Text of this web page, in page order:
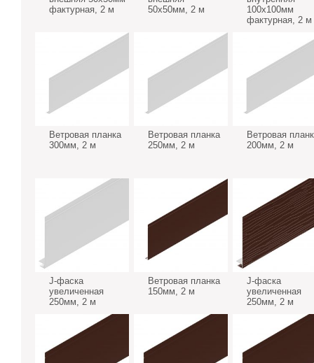
фактурная, 2 м
50х50мм, 2 м
100х100мм
фактурная, 2 м
Ветровая планка
300мм, 2 м
Ветровая планка
250мм, 2 м
Ветровая
200мм, 2 м
J-фаска
увеличенная
250мм, 2 м
Ветровая планка
150мм, 2 м
J-фаска
увеличенная
250мм, 2 м